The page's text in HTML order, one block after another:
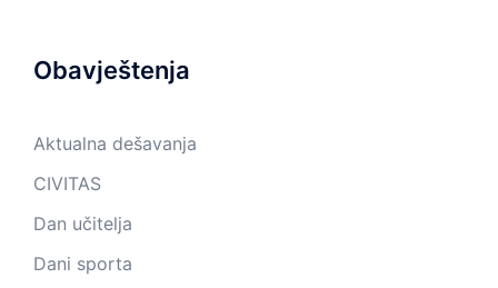
Obavještenja
Aktualna dešavanja
CIVITAS
Dan učitelja
Dani sporta